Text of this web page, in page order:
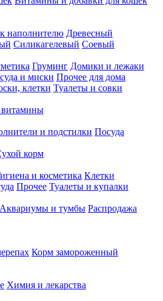
наполнителю Древесный
Силикагелевый Соевый
Груминг Домики и лежаки
и миски Прочее для дома
клетки Туалеты и совки
витамины
и подстилки Посуда
корм
и косметика Клетки
Прочее Туалеты и купалки
Аквариумы и тумбы Распродажа
Корм замороженный
Химия и лекарства